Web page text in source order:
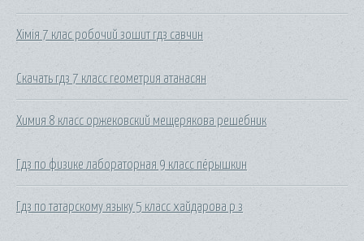
Хімія 7 клас робочий зошит гдз савчин
Скачать гдз 7 класс геометрия атанасян
Химия 8 класс оржековский мещерякова решебник
Гдз по физике лабораторная 9 класс пёрышкин
Гдз по татарскому языку 5 класс хайдарова р з